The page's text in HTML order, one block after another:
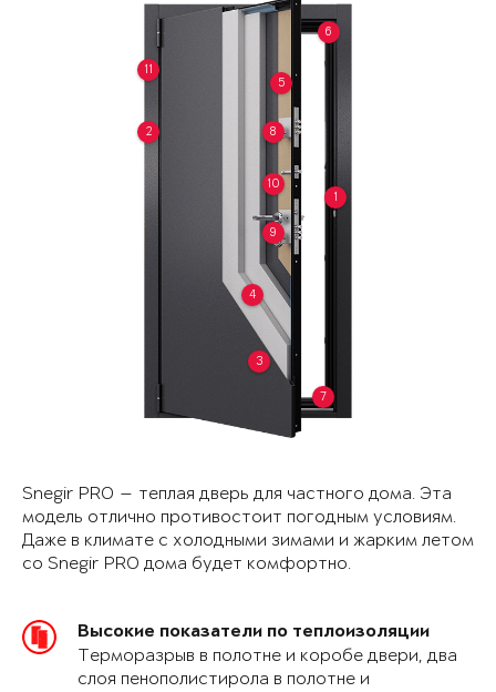
1
2
3
4
5
6
7
8
9
10
11
Snegir PRO — теплая дверь для частного дома. Эта
модель отлично противостоит погодным условиям.
Даже в климате с холодными зимами и жарким летом
со Snegir PRO дома будет комфортно.
Высокие показатели по теплоизоляции
Терморазрыв в полотне и коробе двери, два
слоя пенополистирола в полотне и